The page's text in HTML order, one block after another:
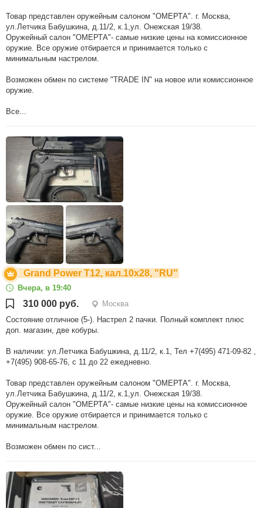
Товар представлен оружейным салоном "ОМЕРТА". г. Москва,
ул.Летчика Бабушкина, д.11/2, к.1,ул. Онежская 19/38.
Оружейный салон "ОМЕРТА"- самые низкие цены на комиссионное
оружие. Все оружие отбирается и принимается только с
минимальным настрелом.
Возможен обмен по системе "TRADE IN" на новое или комиссионное
оружие.
Все...
Grand Power T12, кал.10х28, "RU"
Вчера, в 19:40
310 000 руб.
Москва
Состояние отличное (5-). Настрел 2 пачки. Полный комплект плюс
доп. магазин, две кобуры.
В наличии: ул.Летчика Бабушкина, д.11/2, к.1, Тел +7(495) 471-09-82 ,
+7(495) 908-65-76, с 11 до 22 ежедневно.
Товар представлен оружейным салоном "ОМЕРТА". г. Москва,
ул.Летчика Бабушкина, д.11/2, к.1,ул. Онежская 19/38.
Оружейный салон "ОМЕРТА"- самые низкие цены на комиссионное
оружие. Все оружие отбирается и принимается только с
минимальным настрелом.
Возможен обмен по сист...